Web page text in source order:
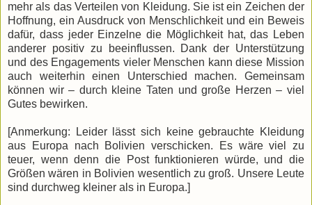
mehr als das Verteilen von Kleidung. Sie ist ein Zeichen der
Hoffnung, ein Ausdruck von Menschlichkeit und ein Beweis
dafür, dass jeder Einzelne die Möglichkeit hat, das Leben
anderer positiv zu beeinflussen. Dank der Unterstützung
und des Engagements vieler Menschen kann diese Mission
auch weiterhin einen Unterschied machen. Gemeinsam
können wir – durch kleine Taten und große Herzen – viel
Gutes bewirken.
[Anmerkung: Leider lässt sich keine gebrauchte Kleidung
aus Europa nach Bolivien verschicken. Es wäre viel zu
teuer, wenn denn die Post funktionieren würde, und die
Größen wären in Bolivien wesentlich zu groß. Unsere Leute
sind durchweg kleiner als in Europa.]